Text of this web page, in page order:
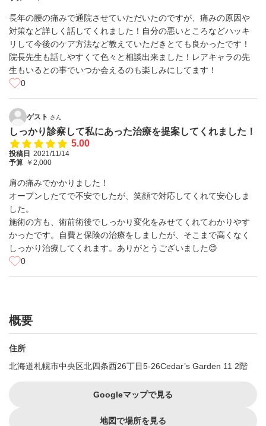
長年の腰の痛みで通院させていただいたのですが、痛みの原因や
対策など詳しく話してくれました！自分の悪いところなどハッキ
リして今後のケア方法など教えていただきとても良かったです！
院長先生も話しやすくて色々と相談出来ました！レアキャラの先
生もいるとの事でいつか会えるのも楽しみにしてます！
0
ゲスト さん
しっかり診察して私にあった治療を提案してくれました！
5.00
投稿日 2021/11/14
予算 ￥2,000
肩の痛みでかかりました！
オープンしたてで不安でしたが、笑顔で対応してくれて安心しま
した。
施術の方も、術前術後でしっかり変化をみせてくれてわかりやす
かったです。自費と保険の治療をしましたが、そこまで高くなく
しっかり治療してくれます。ありがとうございました😊
0
概要
住所
北海道札幌市中央区北四条西26丁目5‐26Cedar’s Garden 11 2階
Googleマップで見る
地図で場所を見る